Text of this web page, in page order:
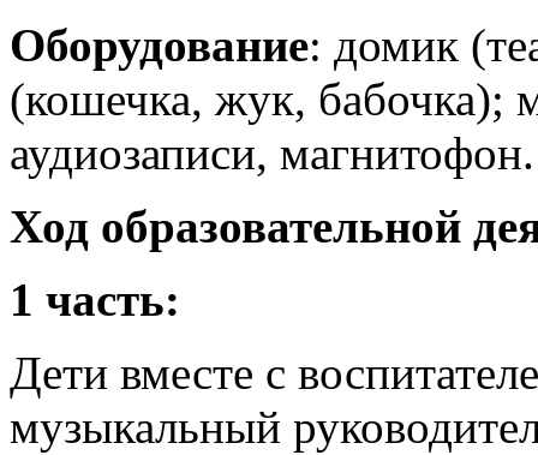
Оборудование: домик
(кошечка, жук, бабочка);
аудиозаписи, магнитофон.
Ход образовательной
1 часть:
Дети вместе с
музыкальный